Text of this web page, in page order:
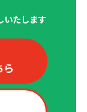
いたします